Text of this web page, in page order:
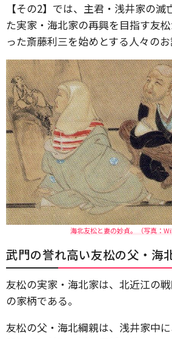
【その2】では、主君・浅井家の
た実家・海北家の再興を目指す友
った斎藤利三を始めとする人々のお
海北友松と妻の妙貞。（写真：
武門の誉れ高い友松の父・海
友松の実家・海北家は、北近江の
の家柄である。
友松の父・海北綱親は、浅井家中